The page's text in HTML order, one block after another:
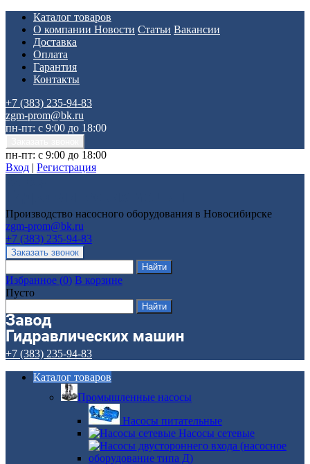
Каталог товаров
О компании Новости Статьи Вакансии
Доставка
Оплата
Гарантия
Контакты
+7 (383) 235-94-83
zgm-prom@bk.ru
пн-пт: с 9:00 до 18:00
пн-пт: с 9:00 до 18:00
Вход | Регистрация
Производство насосного оборудования в Новосибирске
zgm-prom@bk.ru
+7 (383) 235-94-83
Избранное (0) В корзине
Пусто
+7 (383) 235-94-83
Каталог товаров
Промышленные насосы
Насосы питательные
Насосы сетевые